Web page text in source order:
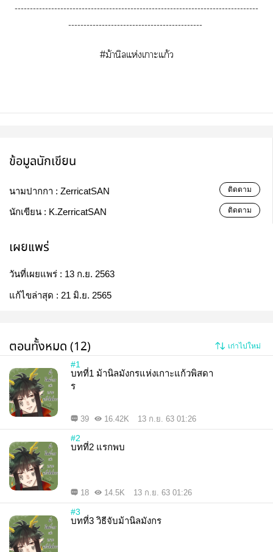
--------------------------------------------------------------------------------
--------------------------------------------
#ม้านิลแห่งเาะแก้ว
ข้อมูลนักเขียน
นามปากกา : ZerricatSAN ติดตาม
นักเขียน : K.ZerricatSAN ติดตาม
เผยแพร่
วันที่เผยแพร่ : 13 ก.ย. 2563
แก้ไขล่าสุด : 21 มิ.ย. 2565
ตอนทั้งหมด (12) เก่าไปใหม่
#1
บทที่1 ม้านิลมังกรแห่งเกาะแก้วพิสดา
ร
39 16.42K 13 ก.ย. 63 01:26
#2
บทที่2 แรกพบ
18 14.5K 13 ก.ย. 63 01:26
#3
บทที่3 วิธีจับม้านิลมังกร